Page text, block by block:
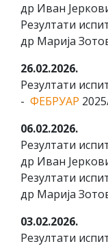
др Иван
Резултати
др Марија
26.02.2026.
Резултати
- ФЕБРУАР
06.02.2026.
Резултати
др Иван
Резултати
др Марија
03.02.2026.
Резултати